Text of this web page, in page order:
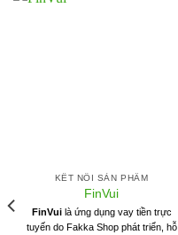
KẾT NỐI SẢN PHẨM
FinVui
FinVuilà ứng dụng vay tiền trực
tuyến do Fakka Shop phát triển, hỗ